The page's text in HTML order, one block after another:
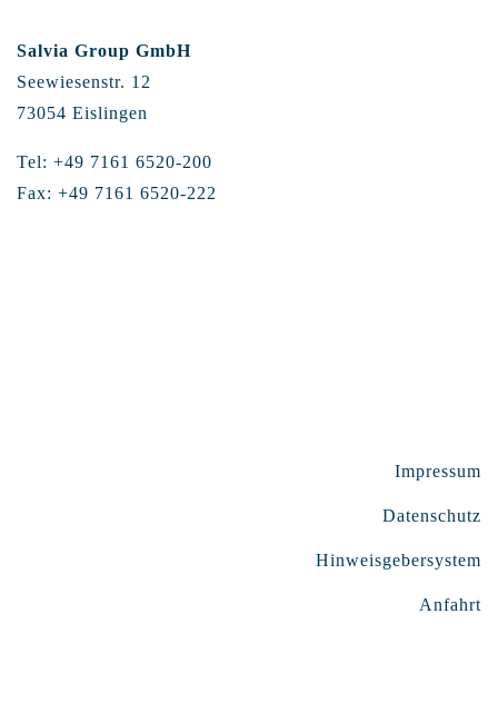
Salvia Group GmbH
Seewiesenstr. 12
73054 Eislingen
Tel: +49 7161 6520-200
Fax: +49 7161 6520-222
Impressum
Datenschutz
Hinweisgebersystem
Anfahrt